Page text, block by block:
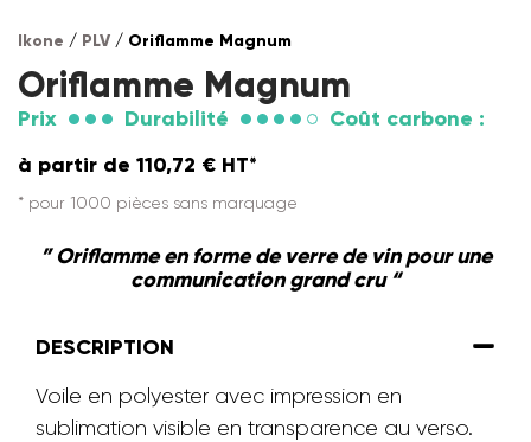
Ikone / PLV / Oriflamme Magnum
Oriflamme Magnum
Prix Durabilité
Coût carbone :
à partir de 110,72 € HT*
* pour 1000 pièces sans marquage
” Oriflamme en forme de verre de vin pour une
communication grand cru “
DESCRIPTION
Voile en polyester avec impression en
sublimation visible en transparence au verso.